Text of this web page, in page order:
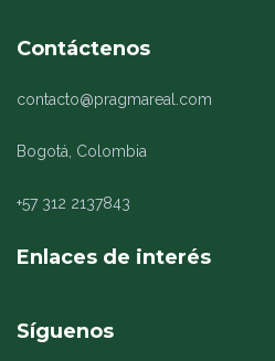
Contáctenos
contacto@pragmareal.com
Bogotá, Colombia
+57 312 2137843
Enlaces de interés
Síguenos